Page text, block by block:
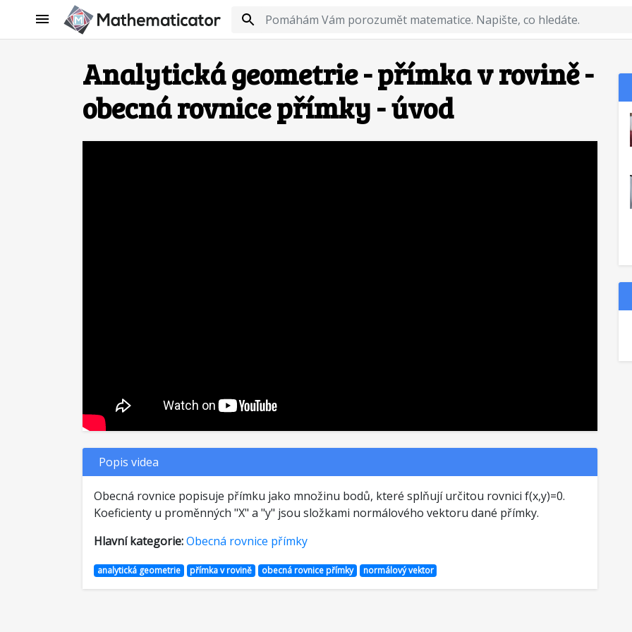
Analytická geometrie - přímka v rovině -
obecná rovnice přímky - úvod
Popis videa
Obecná rovnice popisuje přímku jako množinu bodů, které splňují určitou rovnici f(x,y)=0.
Koeficienty u proměnných "X" a "y" jsou složkami normálového vektoru dané přímky.
Hlavní kategorie:Obecná rovnice přímky
analytická geometrie přímka v rovině obecná rovnice přímky normálový vektor